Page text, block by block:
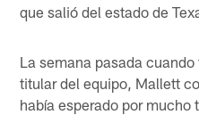
que salió del estado de
La semana pasada
titular del equipo, Mallett
había esperado por mucho